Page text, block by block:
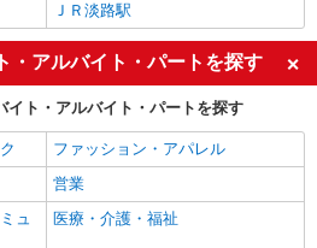
ＪＲ淡路駅
・アルバイト・パートを探す
イト・アルバイト・パートを探す
ファッション・アパレル
営業
ュ
医療・介護・福祉